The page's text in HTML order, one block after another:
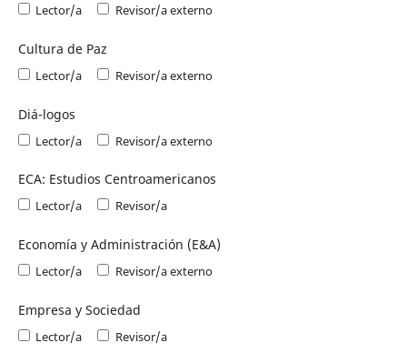
Lector/a Revisor/a externo
Cultura de Paz
Lector/a Revisor/a externo
Diá-logos
Lector/a Revisor/a externo
ECA: Estudios Centroamericanos
Lector/a Revisor/a
Economía y Administración (E&A)
Lector/a Revisor/a externo
Empresa y Sociedad
Lector/a Revisor/a